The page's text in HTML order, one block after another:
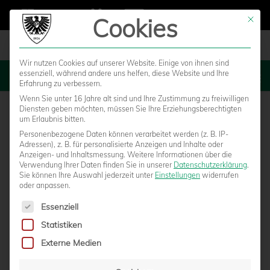
MENU
FARBENFROHE 90 MINUTEN IN DER
Mit
Cookies
Wir nutzen Cookies auf unserer Website. Einige von ihnen sind
essenziell, während andere uns helfen, diese Website und Ihre
Erfahrung zu verbessern.
Wenn Sie unter 16 Jahre alt sind und Ihre Zustimmung zu freiwilligen
Diensten geben möchten, müssen Sie Ihre Erziehungsberechtigten
um Erlaubnis bitten.
Personenbezogene Daten können verarbeitet werden (z. B. IP-
Adressen), z. B. für personalisierte Anzeigen und Inhalte oder
Anzeigen- und Inhaltsmessung. Weitere Informationen über die
Verwendung Ihrer Daten finden Sie in unserer Datenschutzerklärung.
Sie können Ihre Auswahl jederzeit unter Einstellungen widerrufen
oder anpassen.
Es folgt eine Liste der Service-Gruppen, für die eine
Essenziell
Statistiken
Externe Medien